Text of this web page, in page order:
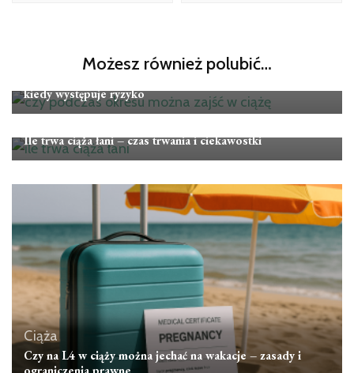
Możesz również polubić…
kiedy występuje ryzyko
Ile trwa ciąża łani – czas trwania i ciekawostki
Ciąża
Czy na L4 w ciąży można jechać na wakacje – zasady i